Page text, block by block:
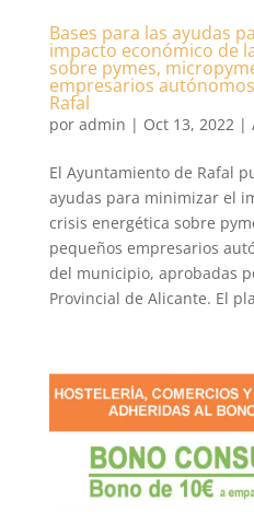
Bases para las ayudas
impacto económico de
sobre pymes,
empresarios
Rafal
por admin | Oct 13, 2022|
El Ayuntamiento de Rafal
ayudas para minimizar el
crisis energética sobre
pequeños empresarios
del municipio, aprobadas
Provincial de Alicante. El